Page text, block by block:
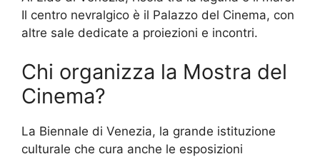
Il centro nevralgico è il Palazzo del Cinema, con
altre sale dedicate a proiezioni e incontri.
Chi organizza la Mostra del
Cinema?
La Biennale di Venezia, la grande istituzione
culturale che cura anche le esposizioni